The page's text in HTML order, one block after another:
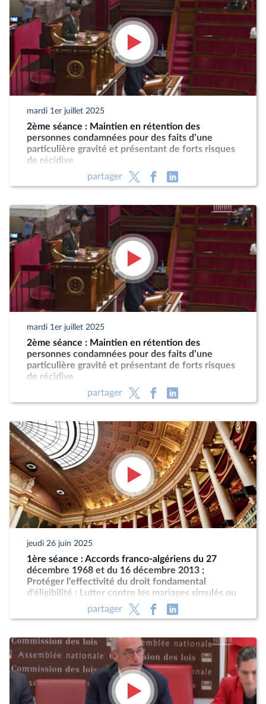
mardi 1er juillet 2025
2ème séance : Maintien en rétention des
personnes condamnées pour des faits d’une
particulière gravité et présentant de forts risques
de récidive
partager
mardi 1er juillet 2025
2ème séance : Maintien en rétention des
personnes condamnées pour des faits d’une
particulière gravité et présentant de forts risques
de récidive
partager
jeudi 26 juin 2025
1ère séance : Accords franco-algériens du 27
décembre 1968 et du 16 décembre 2013 ;
Protéger l'effectivité du droit fondamental
d'éligibilité ; Lutter contre les mariages simulés ou
partager